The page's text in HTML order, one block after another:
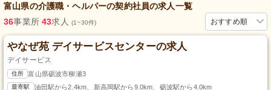
富山県の介護職・ヘルパーの契約社員の求人一覧
おすすめ順
36事業所 43求人 (1~30件)
やなぜ苑 デイサービスセンターの求人
デイサービス
住所 富山県砺波市柳瀬3
最寄駅 油田駅から2.4km、新高岡駅から9.0km、砺波駅から4.0km